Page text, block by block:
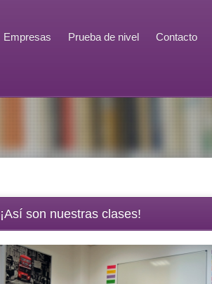
Empresas Prueba de nivel Contacto
¡Así son nuestras clases!